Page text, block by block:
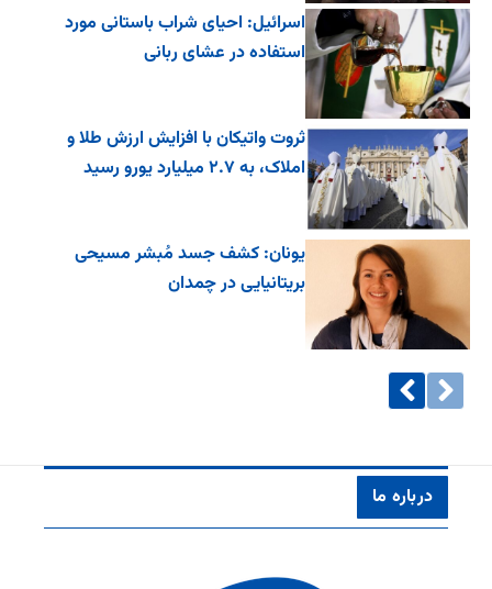
اسرائیل: احیای شراب باستانی مورد
استفاده در عشای ربانی
ثروت واتیکان با افزایش ارزش طلا و
املاک، به ۲.۷ میلیارد یورو رسید
یونان: کشف جسد مُبشر مسیحی
بریتانیایی در چمدان
درباره ما